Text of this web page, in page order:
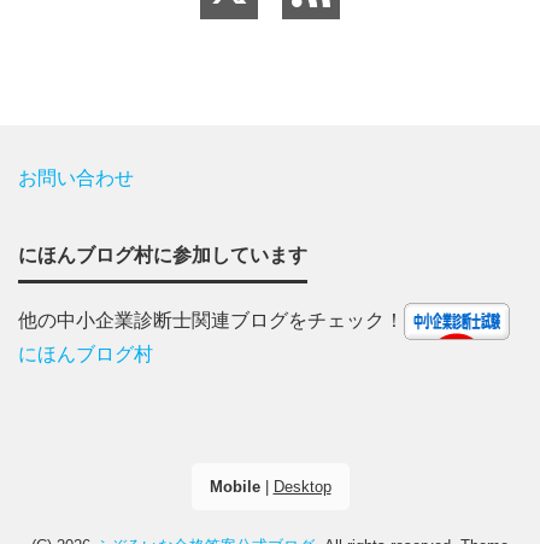
お問い合わせ
にほんブログ村に参加しています
他の中小企業診断士関連ブログをチェック！
にほんブログ村
Mobile| Desktop